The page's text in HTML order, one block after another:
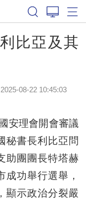
比亞及其
2025-08-22 10:45:03
理會開會審議
秘書長利比亞問
助團團長特塔赫
成功舉行選舉，
顯示政治分裂嚴